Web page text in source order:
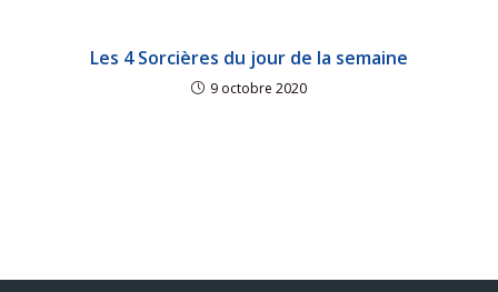
Les 4 Sorcières du jour de la semaine
9 octobre 2020